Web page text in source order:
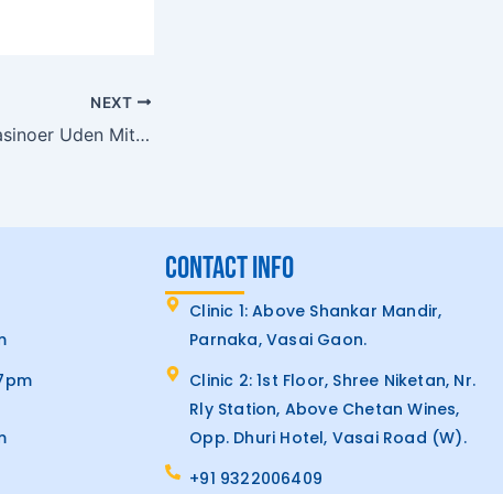
NEXT
Opdag Dansk Casinoer Uden MitID Spil Sikkert og Anonymt
CONTACT INFO
Clinic 1: Above Shankar Mandir,
Parnaka, Vasai Gaon.
Clinic 2: 1st Floor, Shree Niketan, Nr.
Rly Station, Above Chetan Wines,
Opp. Dhuri Hotel, Vasai Road (W).
+91 9322006409